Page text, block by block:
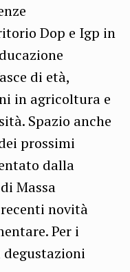
Dop e Igp in
di età,
in agricoltura e
Spazio anche
prossimi
dalla
Massa
novità
Per i